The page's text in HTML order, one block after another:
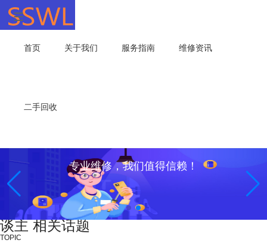
首页 关于我们 服务指南 维修资讯
二手回收
专业维修，我们值得信赖！
谈主 相关话题
TOPIC